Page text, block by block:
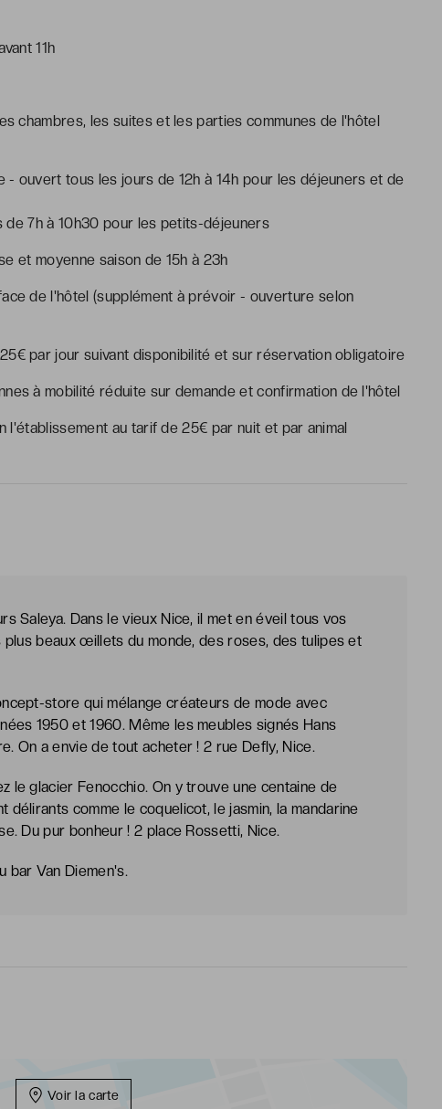
11h
chambres, les suites et les parties communes de l'hôtel
- ouvert tous les jours de 12h à 14h pour les déjeuners et de
7h à 10h30 pour les petits-déjeuners
et moyenne saison de 15h à 23h
de l'hôtel (supplément à prévoir - ouverture selon
par jour suivant disponibilité et sur réservation obligatoire
à mobilité réduite sur demande et confirmation de l'hôtel
l'établissement au tarif de 25€ par nuit et par animal
Saleya. Dans le vieux Nice, il met en éveil tous vos
plus beaux œillets du monde, des roses, des tulipes et
store qui mélange créateurs de mode avec
1950 et 1960. Même les meubles signés Hans
On a envie de tout acheter ! 2 rue Defly, Nice.
le glacier Fenocchio. On y trouve une centaine de
comme le coquelicot, le jasmin, la mandarine
Du pur bonheur ! 2 place Rossetti, Nice.
bar Van Diemen's.
Voir la carte